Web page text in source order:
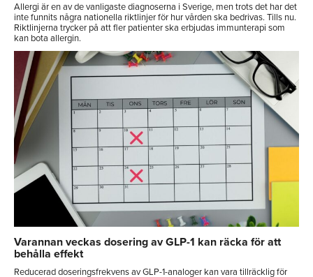
Allergi är en av de vanligaste diagnoserna i Sverige, men trots det har det
inte funnits några nationella riktlinjer för hur vården ska bedrivas. Tills nu.
Riktlinjerna trycker på att fler patienter ska erbjudas immunterapi som
kan bota allergin.
Varannan veckas dosering av GLP-1 kan räcka för att
behålla effekt
Reducerad doseringsfrekvens av GLP-1-analoger kan vara tillräcklig för